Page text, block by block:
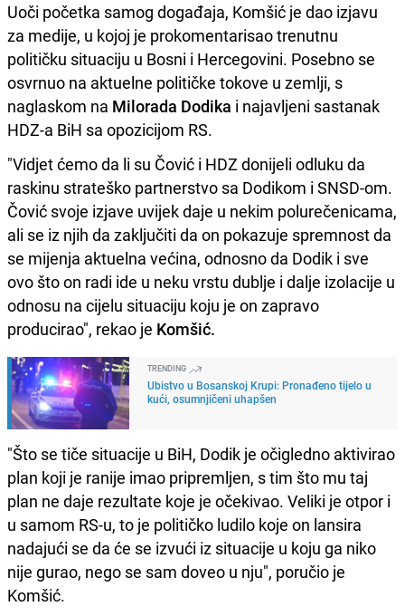
Uoči početka samog događaja, Komšić je dao izjavu
za medije, u kojoj je prokomentarisao trenutnu
političku situaciju u Bosni i Hercegovini. Posebno se
osvrnuo na aktuelne političke tokove u zemlji, s
naglaskom na Milorada Dodika i najavljeni sastanak
HDZ-a BiH sa opozicijom RS.
"Vidjet ćemo da li su Čović i HDZ donijeli odluku da
raskinu strateško partnerstvo sa Dodikom i SNSD-om.
Čović svoje izjave uvijek daje u nekim polurečenicama,
ali se iz njih da zaključiti da on pokazuje spremnost da
se mijenja aktuelna većina, odnosno da Dodik i sve
ovo što on radi ide u neku vrstu dublje i dalje izolacije u
odnosu na cijelu situaciju koju je on zapravo
producirao", rekao je Komšić.
TRENDING
Ubistvo u Bosanskoj Krupi: Pronađeno tijelo u
kući, osumnjičeni uhapšen
"Što se tiče situacije u BiH, Dodik je očigledno aktivirao
plan koji je ranije imao pripremljen, s tim što mu taj
plan ne daje rezultate koje je očekivao. Veliki je otpor i
u samom RS-u, to je političko ludilo koje on lansira
nadajući se da će se izvući iz situacije u koju ga niko
nije gurao, nego se sam doveo u nju", poručio je
Komšić.